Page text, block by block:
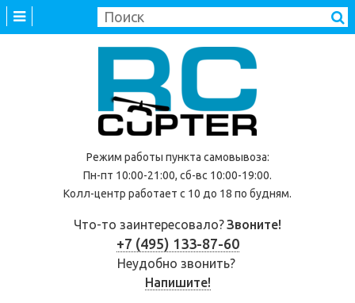
Режим работы пункта самовывоза:
Пн-пт 10:00-21:00, сб-вс 10:00-19:00.
Колл-центр работает с 10 до 18 по будням.
Что-то заинтересовало?Звоните!
+7 (495) 133-87-60
Неудобно звонить?
Напишите!